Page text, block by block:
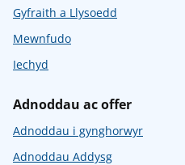
Gyfraith a Llysoedd
Mewnfudo
Iechyd
Adnoddau ac offer
Adnoddau i gynghorwyr
Adnoddau Addysg